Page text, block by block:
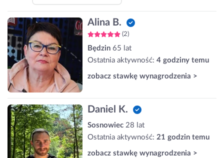
Alina B.
(2)
Będzin 65 lat
Ostatnia aktywność: 4 godziny temu
zobacz stawkę wynagrodzenia >
Daniel K.
Sosnowiec 28 lat
Ostatnia aktywność: 21 godzin temu
zobacz stawkę wynagrodzenia >